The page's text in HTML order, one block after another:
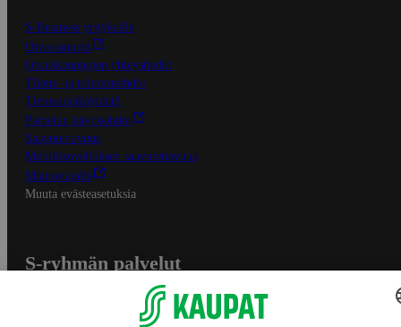
S-Business yrityksille
Oiva-raportit
Osuuskauppojen yhteystiedot
Tilaus- ja toimitusehdot
Tietosuojakäytäntö
Palvelun käyttöehdot
Saavutettavuus
Mobiilisovelluksen saavutettavuus
Mainostajalle
Muuta evästeasetuksia
S-ryhmän palvelut